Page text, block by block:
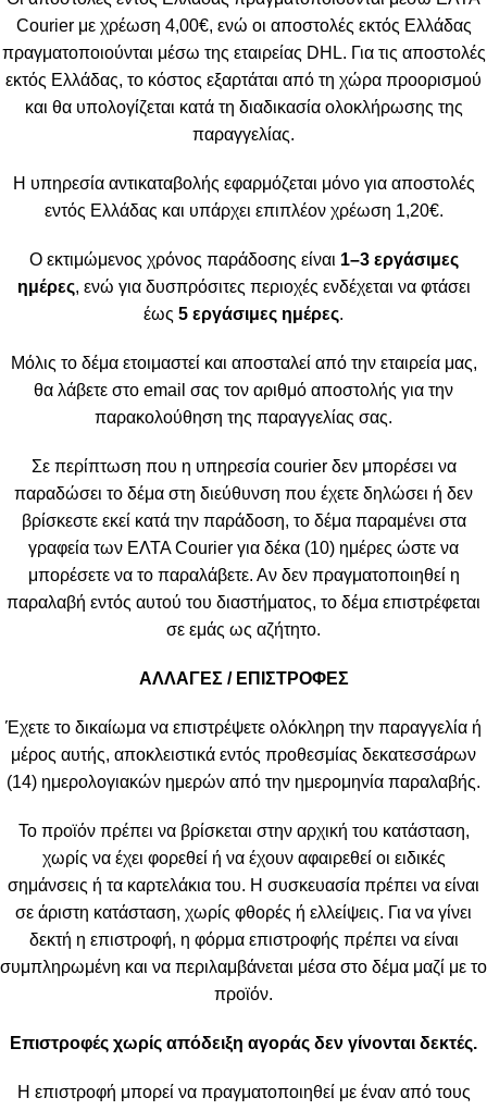
Courier με χρέωση 4,00€, ενώ οι αποστολές εκτός Ελλάδας
πραγματοποιούνται μέσω της εταιρείας DHL. Για τις αποστολές
εκτός Ελλάδας, το κόστος εξαρτάται από τη χώρα προορισμού
και θα υπολογίζεται κατά τη διαδικασία ολοκλήρωσης της
παραγγελίας.
Η υπηρεσία αντικαταβολής εφαρμόζεται μόνο για αποστολές
εντός Ελλάδας και υπάρχει επιπλέον χρέωση 1,20€.
Ο εκτιμώμενος χρόνος παράδοσης είναι 1–3 εργάσιμες
ημέρες, ενώ για δυσπρόσιτες περιοχές ενδέχεται να φτάσει
έως 5 εργάσιμες ημέρες.
Μόλις το δέμα ετοιμαστεί και αποσταλεί από την εταιρεία μας,
θα λάβετε στο email σας τον αριθμό αποστολής για την
παρακολούθηση της παραγγελίας σας.
Σε περίπτωση που η υπηρεσία courier δεν μπορέσει να
παραδώσει το δέμα στη διεύθυνση που έχετε δηλώσει ή δεν
βρίσκεστε εκεί κατά την παράδοση, το δέμα παραμένει στα
γραφεία των ΕΛΤΑ Courier για δέκα (10) ημέρες ώστε να
μπορέσετε να το παραλάβετε. Αν δεν πραγματοποιηθεί η
παραλαβή εντός αυτού του διαστήματος, το δέμα επιστρέφεται
σε εμάς ως αζήτητο.
ΑΛΛΑΓΕΣ / ΕΠΙΣΤΡΟΦΕΣ
Έχετε το δικαίωμα να επιστρέψετε ολόκληρη την παραγγελία ή
μέρος αυτής, αποκλειστικά εντός προθεσμίας δεκατεσσάρων
(14) ημερολογιακών ημερών από την ημερομηνία παραλαβής.
Το προϊόν πρέπει να βρίσκεται στην αρχική του κατάσταση,
χωρίς να έχει φορεθεί ή να έχουν αφαιρεθεί οι ειδικές
σημάνσεις ή τα καρτελάκια του. Η συσκευασία πρέπει να είναι
σε άριστη κατάσταση, χωρίς φθορές ή ελλείψεις. Για να γίνει
δεκτή η επιστροφή, η φόρμα επιστροφής πρέπει να είναι
συμπληρωμένη και να περιλαμβάνεται μέσα στο δέμα μαζί με το
προϊόν.
Επιστροφές χωρίς απόδειξη αγοράς δεν γίνονται δεκτές.
Η επιστροφή μπορεί να πραγματοποιηθεί με έναν από τους